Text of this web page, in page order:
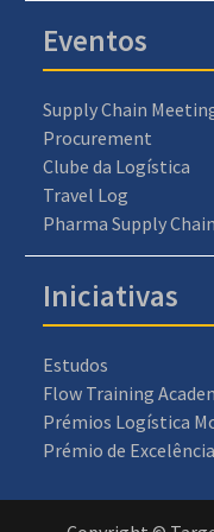
Eventos
Supply Chain
Procurement
Clube da Logística
Travel Log
Pharma Supply Chain
Iniciativas
Estudos
Flow Training
Prémios Logística
Prémio de